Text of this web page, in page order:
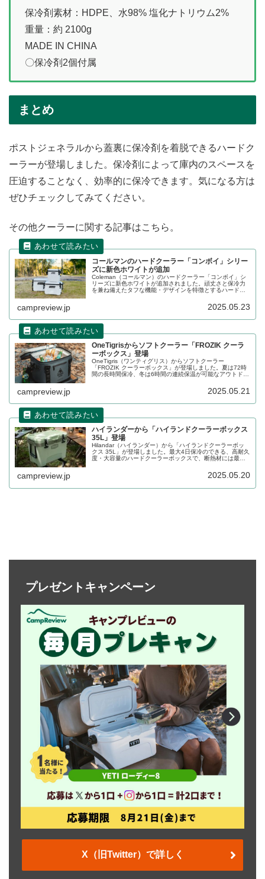
保冷剤素材：HDPE、水98% 塩化ナトリウム2%
重量：約 2100g
MADE IN CHINA
〇保冷剤2個付属
まとめ
ポストジェネラルから蓋裏に保冷剤を着脱できるハードク
ーラーが登場しました。保冷剤によって庫内のスペースを
圧迫することなく、効率的に保冷できます。気になる方は
ぜひチェックしてみてください。
その他クーラーに関する記事はこちら。
コールマンのハードクーラー「コンボイ」シリー
ズに新色ホワイトが追加
Coleman（コールマン）のハードクーラー「コンボイ」シ
リーズに新色ホワイトが追加されました。頑丈さと保冷力
を兼ね備えたタフな機能・デザインを特徴とするハードク
ームカラーのみでしたが、この度新たにホワイトカラーが
限定色として加わりました。詳細をレビューします。
campreview.jp 2025.05.23
OneTigrisからソフトクーラー「FROZIK クーラ
ーボックス」登場
OneTigris（ワンティグリス）からソフトクーラー
「FROZIK クーラーボックス」が登場しました。夏は72時
間の長時間保冷、冬は6時間の連続保温が可能なアウトドア
ーにより、保温効率を大幅に向上させ、保温時間を長持ち
campreview.jp 2025.05.21
ハイランダーから「ハイランドクーラーボックス
35L」登場
Hilandar（ハイランダー）から「ハイランドクーラーボッ
クス 35L」が登場しました。最大4日保冷のできる、高耐久
度・大容量のハードクーラーボックスで、断熱材には最大
造で中の食材や飲料を冷たいままにしっかりキープできま
campreview.jp 2025.05.20
プレゼントキャンペーン
X（旧Twitter）で詳しく